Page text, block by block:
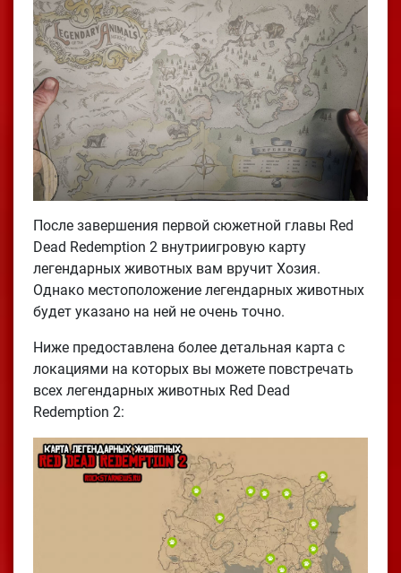
После завершения первой сюжетной главы Red
Dead Redemption 2 внутриигровую карту
легендарных животных вам вручит Хозия.
Однако местоположение легендарных животных
будет указано на ней не очень точно.
Ниже предоставлена более детальная карта с
локациями на которых вы можете повстречать
всех легендарных животных Red Dead
Redemption 2: